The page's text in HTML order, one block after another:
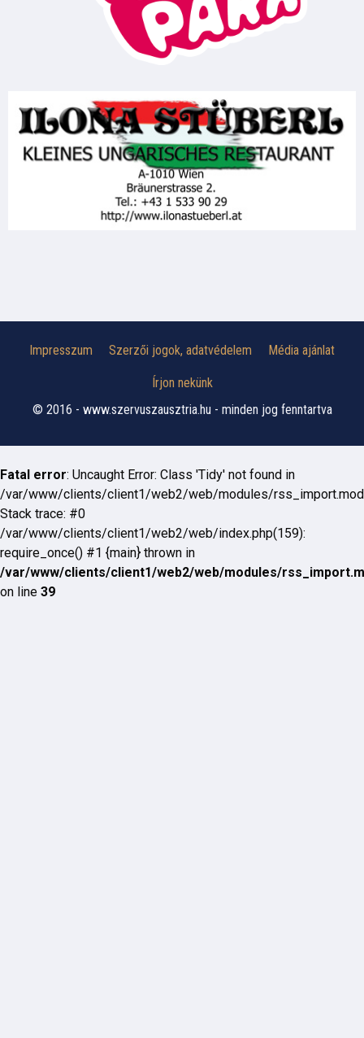
Impresszum Szerzői jogok, adatvédelem Média ajánlat
Írjon nekünk
© 2016 - www.szervuszausztria.hu - minden jog fenntartva
Fatal error: Uncaught Error: Class 'Tidy' not found in
/var/www/clients/client1/web2/web/modules/
Stack trace: #0
/var/www/clients/client1/web2/web/index.php(159):
require_once() #1 {main} thrown in
/var/www/clients/client1/web2/web/modules/
on line 39